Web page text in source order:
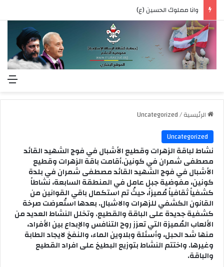
وانا مملوك الحسين (ع)
الرئيسية/
Uncategorized
Uncategorized
نشاط لباقة الزهرات وقطيع الأشبال في فوج الشهيد القائد
مصطفى شمران في كونين.أقامت باقة الزهرات وقطيع
الأشبال في فوج الشهيد القائد مصطفى شمران في بلدة
كونين، مفوضية جبل عامل في المنطقة السابعة، نشاطاً
كشفياً ثقافياً مُميزاً، حيثُ تم استكمال باقي القوانين من
القانون الكشفي للزهرات والاشبال. بعدها استُعرضت صرخة
كشفية جديدة على الباقة والقطيع. وتخلل النشاط العديد من
الألعاب المُميزة التي تعزز روح التنافس والإبداع بين الأفراد،
منها شد الحبل، وأسئلة وبلاوين الماء، والنفخ لايجاد الطابة
وغيرها. واختتم النشاط بتوزيع البطيخ على افراد القطيع
والباقة.